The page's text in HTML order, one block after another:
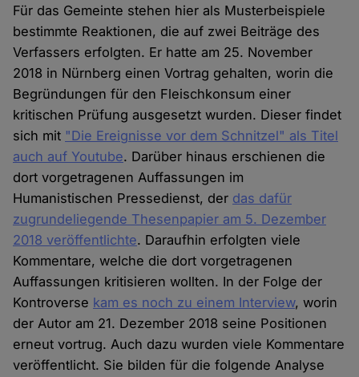
Für das Gemeinte stehen hier als Musterbeispiele
bestimmte Reaktionen, die auf zwei Beiträge des
Verfassers erfolgten. Er hatte am 25. November
2018 in Nürnberg einen Vortrag gehalten, worin die
Begründungen für den Fleischkonsum einer
kritischen Prüfung ausgesetzt wurden. Dieser findet
sich mit "Die Ereignisse vor dem Schnitzel" als Titel
auch auf Youtube. Darüber hinaus erschienen die
dort vorgetragenen Auffassungen im
Humanistischen Pressedienst, der das dafür
zugrundeliegende Thesenpapier am 5. Dezember
2018 veröffentlichte. Daraufhin erfolgten viele
Kommentare, welche die dort vorgetragenen
Auffassungen kritisieren wollten. In der Folge der
Kontroverse kam es noch zu einem Interview, worin
der Autor am 21. Dezember 2018 seine Positionen
erneut vortrug. Auch dazu wurden viele Kommentare
veröffentlicht. Sie bilden für die folgende Analyse